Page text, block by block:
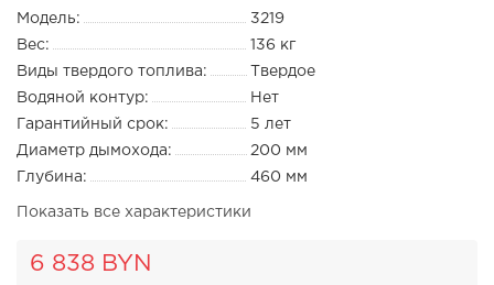
Модель:
3219
Вес:
136 кг
Виды твердого топлива:
Твердое
Водяной контур:
Нет
Гарантийный срок:
5 лет
Диаметр дымохода:
200 мм
Глубина:
460 мм
Показать все характеристики
6 838 BYN